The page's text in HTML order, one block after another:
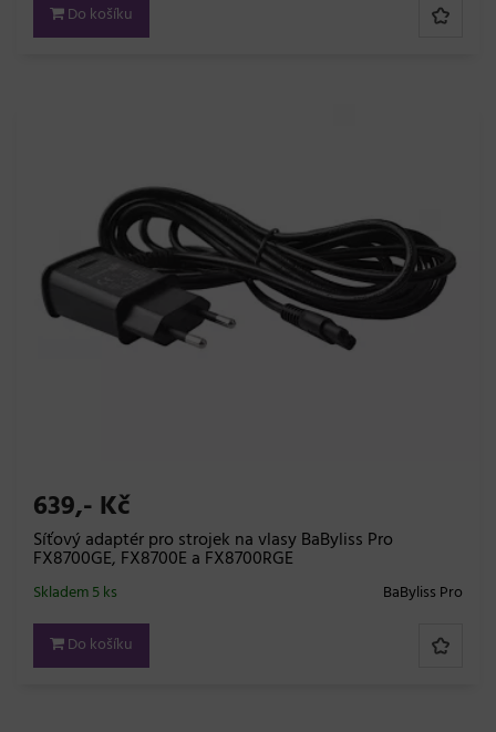
Do košíku
639,- Kč
Síťový adaptér pro strojek na vlasy BaByliss Pro
FX8700GE, FX8700E a FX8700RGE
BaByliss Pro
Skladem 5 ks
Do košíku